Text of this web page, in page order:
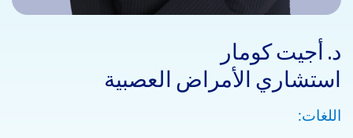
د. أجيت كومار
استشاري الأمراض العصبية
اللغات: